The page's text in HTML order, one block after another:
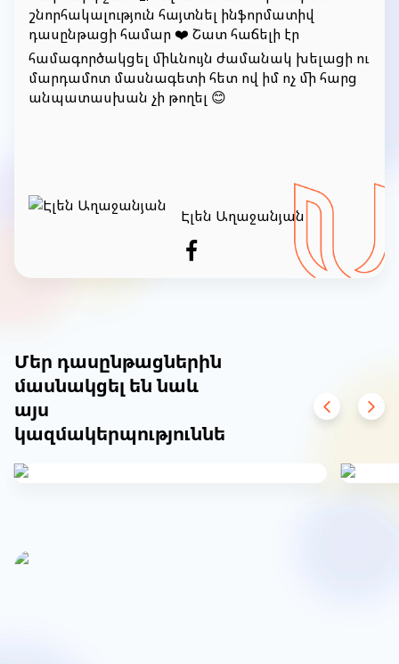
շնորհակալություն հայտնել ինֆորմատիվ
դասընթացի համար ❤️ Շատ հաճելի էր
համագործակցել միևնույն ժամանակ խելացի ու
մարդամոտ մասնագետի հետ ով իմ ոչ մի հարց
անպատասխան չի թողել 😊
Էլեն Աղաջանյան
Մեր դասընթացներին
մասնակցել են նաև
այս
կազմակերպություններից
of